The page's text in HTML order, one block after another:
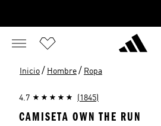
Inicio / Hombre / Ropa
4.7 (1845)
CAMISETA OWN THE RUN